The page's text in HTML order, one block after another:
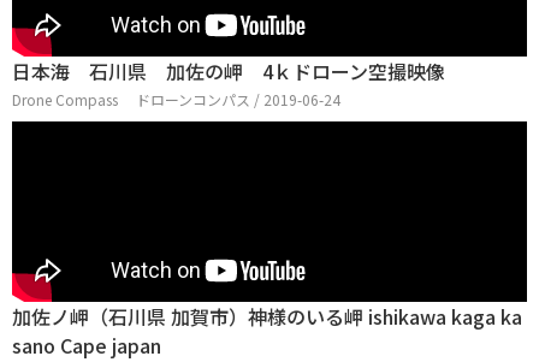
日本海 石川県 加佐の岬 4ｋドローン空撮映像
Drone Compass ドローンコンパス / 2019-06-24
加佐ノ岬（石川県 加賀市）神様のいる岬 ishikawa kaga ka
sano Cape japan